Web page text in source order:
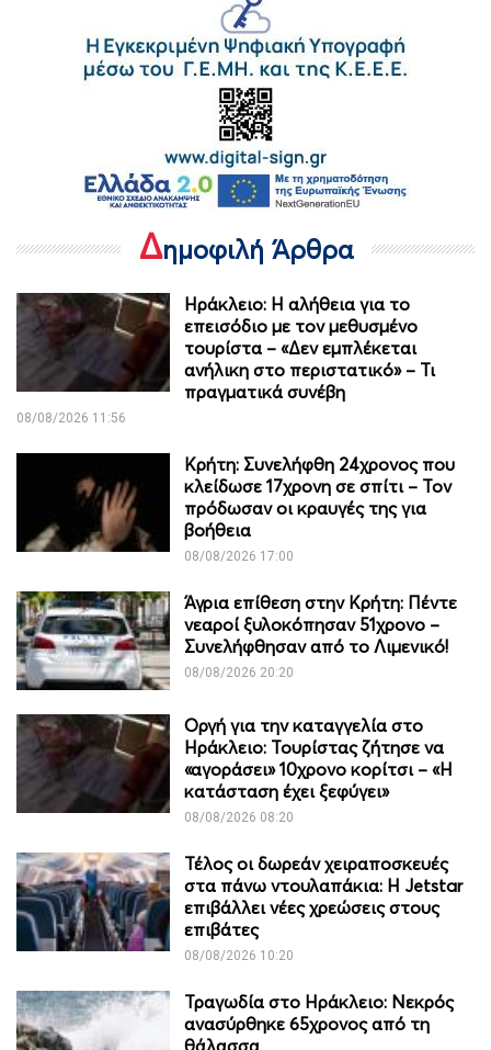
Δημοφιλή Άρθρα
Ηράκλειο: Η αλήθεια για το
επεισόδιο με τον μεθυσμένο
τουρίστα – «Δεν εμπλέκεται
ανήλικη στο περιστατικό» – Τι
πραγματικά συνέβη
08/08/2026 11:56
Κρήτη: Συνελήφθη 24χρονος που
κλείδωσε 17χρονη σε σπίτι – Τον
πρόδωσαν οι κραυγές της για
βοήθεια
08/08/2026 17:00
Άγρια επίθεση στην Κρήτη: Πέντε
νεαροί ξυλοκόπησαν 51χρονο –
Συνελήφθησαν από το Λιμενικό!
08/08/2026 20:20
Οργή για την καταγγελία στο
Ηράκλειο: Τουρίστας ζήτησε να
«αγοράσει» 10χρονο κορίτσι – «Η
κατάσταση έχει ξεφύγει»
08/08/2026 08:20
Τέλος οι δωρεάν χειραποσκευές
στα πάνω ντουλαπάκια: Η Jetstar
επιβάλλει νέες χρεώσεις στους
επιβάτες
08/08/2026 10:20
Τραγωδία στο Ηράκλειο: Νεκρός
ανασύρθηκε 65χρονος από τη
θάλασσα